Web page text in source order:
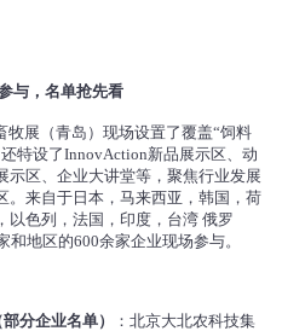
与，名单抢先看
牧展（青岛）现场设置了覆盖“饲料
特设了InnovAction新品展示区、动
示区、企业大讲堂等，聚焦行业发展
。来自于日本，马来西亚，韩国，荷
以色列，法国，印度，台湾 俄罗
地区的600余家企业现场参与。
分企业名单）
：北京大北农科技集